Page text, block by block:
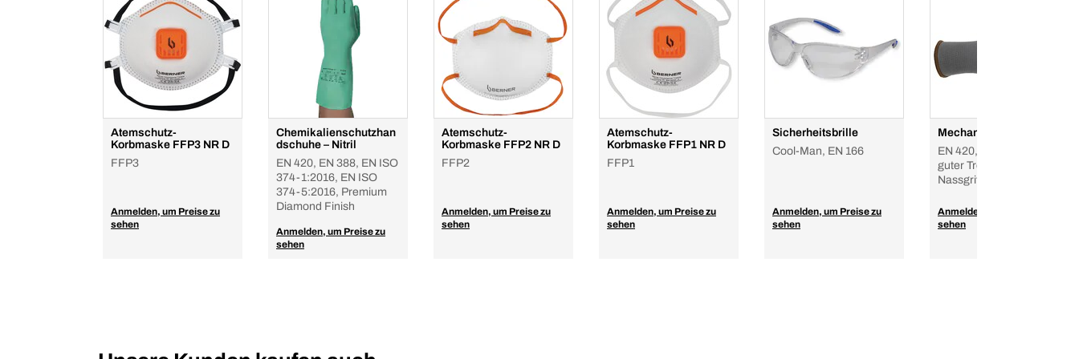
Atemschutz-
Korbmaske FFP3 NR D
FFP3
Anmelden, um Preise zu
sehen
Chemikalienschutzhan
dschuhe – Nitril
EN 420, EN 388, EN ISO
374-1:2016, EN ISO
374-5:2016, Premium
Diamond Finish
Anmelden, um Preise zu
sehen
Atemschutz-
Korbmaske FFP2 NR D
FFP2
Anmelden, um Preise zu
sehen
Atemschutz-
Korbmaske FFP1 NR D
FFP1
Anmelden, um Preise zu
sehen
Sicherheitsbrille
Cool-Man, EN 166
Anmelden, um Preise zu
sehen
Mechanikerhandschuh
EN 420, EN 388, Grau,
guter Trocken- und
Nassgriff
Anmelden, um Preise zu
sehen